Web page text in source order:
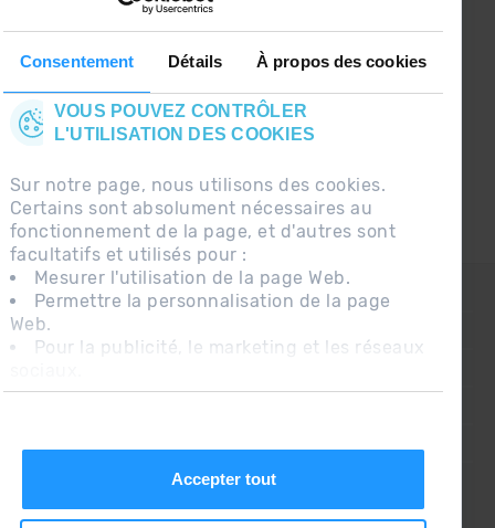
Consentement Détails À propos des cookies
VOUS POUVEZ CONTRÔLER
L'UTILISATION DES COOKIES
Sur notre page, nous utilisons des cookies.
Certains sont absolument nécessaires au
fonctionnement de la page, et d'autres sont
facultatifs et utilisés pour :
Mesurer l'utilisation de la page Web.
Permettre la personnalisation de la page
Web.
Pour la publicité, le marketing et les réseaux
En cliquant sur « Accepter tout », vous
Accepter tout
Suivez-nous sur les Réseaux Sociaux et soyez
CONTACT
QUESTIONS FRÉQUENTES